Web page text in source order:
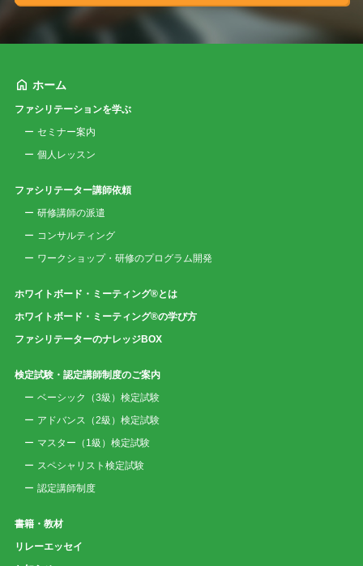
ホーム
ファシリテーションを学ぶ
セミナー案内
個人レッスン
ファシリテーター講師依頼
研修講師の派遣
コンサルティング
ワークショップ・研修のプログラム開発
ホワイトボード・ミーティング®とは
ホワイトボード・ミーティング®の学び方
ファシリテーターのナレッジBOX
検定試験・認定講師制度のご案内
ベーシック（3級）検定試験
アドバンス（2級）検定試験
マスター（1級）検定試験
スペシャリスト検定試験
認定講師制度
書籍・教材
リレーエッセイ